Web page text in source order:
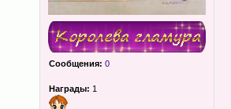
Сообщения: 0
Награды: 1